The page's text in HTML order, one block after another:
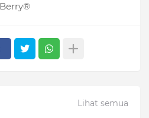
Lihat semua